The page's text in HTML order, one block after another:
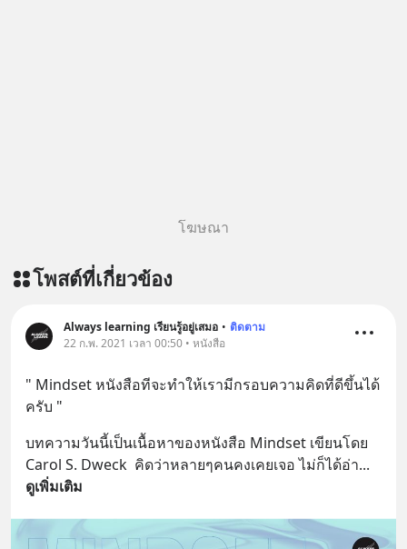
โฆษณา
โพสต์ที่เกี่ยวข้อง
Always learning เรียนรู้อยู่เสมอ • ติดตาม
22 ก.พ. 2021 เวลา 00:50 • หนังสือ
" Mindset หนังสือทีจะทำให้เรามีกรอบความคิดที่ดีขึ้นได้
ครับ "
บทความวันนี้เป็นเนื้อหาของหนังสือ Mindset เขียนโดย
Carol S. Dweck  คิดว่าหลายๆคนคงเคยเจอ ไม่ก็ได้อ่า...
ดูเพิ่มเติม